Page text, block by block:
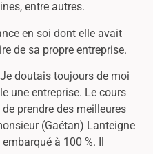
entre autres.
en soi dont elle avait
de sa propre entreprise.
doutais toujours de moi
une entreprise. Le cours
prendre des meilleures
(Gaétan) Lanteigne
à 100 %. Il